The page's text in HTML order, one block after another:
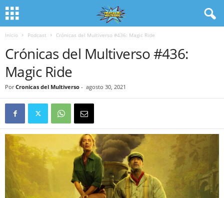
Inicio Podcast Crónicas del Multiverso #436: Magic Ride
Crónicas del Multiverso #436:
Magic Ride
Por Cronicas del Multiverso - agosto 30, 2021